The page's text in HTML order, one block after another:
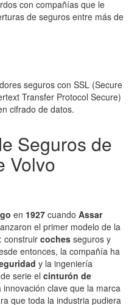
con compañías que le
de seguros entre más de
seguros con SSL (Secure
Transfer Protocol Secure)
cifrado de datos.
Seguros de
Volvo
en 1927 cuando Assar
el primer modelo de la
construir coches seguros y
entonces, la compañía ha
y la ingeniería
serie el cinturón de
innovación clave que la marca
que toda la industria pudiera